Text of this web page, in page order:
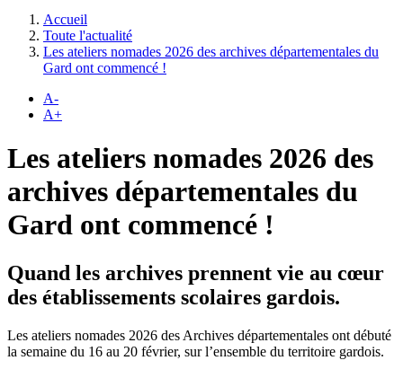
Accueil
Toute l'actualité
Les ateliers nomades 2026 des archives départementales du
Gard ont commencé !
A-
A+
Les ateliers nomades 2026 des
archives départementales du
Gard ont commencé !
Quand les archives prennent vie au cœur
des établissements scolaires gardois.
Les ateliers nomades 2026 des Archives départementales ont débuté
la semaine du 16 au 20 février, sur l’ensemble du territoire gardois.